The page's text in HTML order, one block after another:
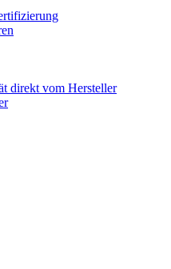
direkt vom Hersteller